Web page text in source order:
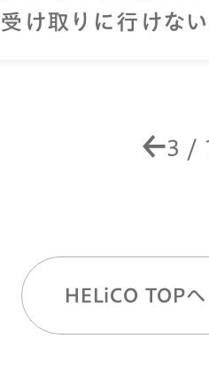
受け取りに行けな
3 /
HELiCO TOPへ